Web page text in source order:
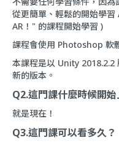
從更簡單、輕鬆的開始學
AR！" 的課程開始學習 )
課程會使用 Photoshop 軟
本課程是以 Unity 2018.2.2
新的版本。
Q2.這門課什麼時候開始
就是現在！
Q3.這門課可以看多久？